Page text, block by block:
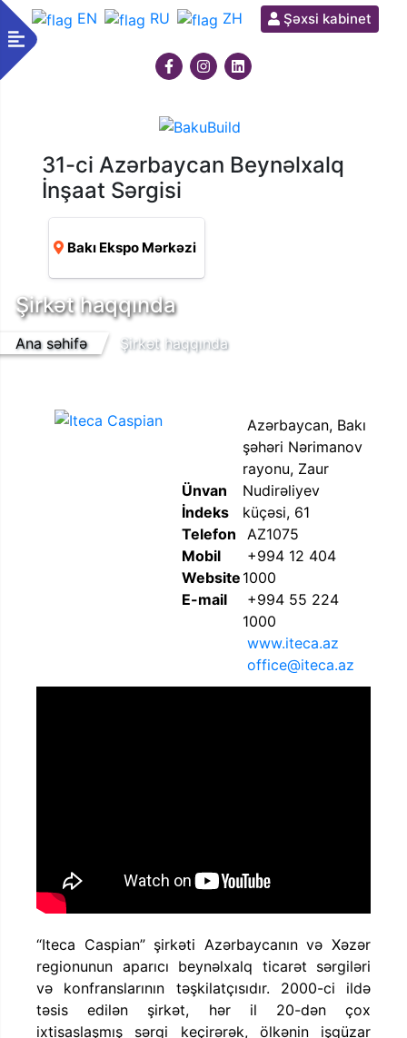
EN RU ZH Şəxsi kabinet
31-ci Azərbaycan Beynəlxalq
İnşaat Sərgisi
Bakı Ekspo Mərkəzi
Şirkət haqqında
Ana səhifə Şirkət haqqında
Ünvan
İndeks
Telefon
Mobil
Website
E-mail
Azərbaycan, Bakı
şəhəri Nərimanov
rayonu, Zaur
Nudirəliyev
küçəsi, 61
AZ1075
+994 12 404
1000
+994 55 224
1000
www.iteca.az
office@iteca.az
“Iteca Caspian” şirkəti Azərbaycanın və Xəzər
regionunun aparıcı beynəlxalq ticarət sərgiləri
və konfranslarının təşkilatçısıdır. 2000-ci ildə
təsis edilən şirkət, hər il 20-dən çox
ixtisaslaşmış sərgi keçirərək, ölkənin işgüzar